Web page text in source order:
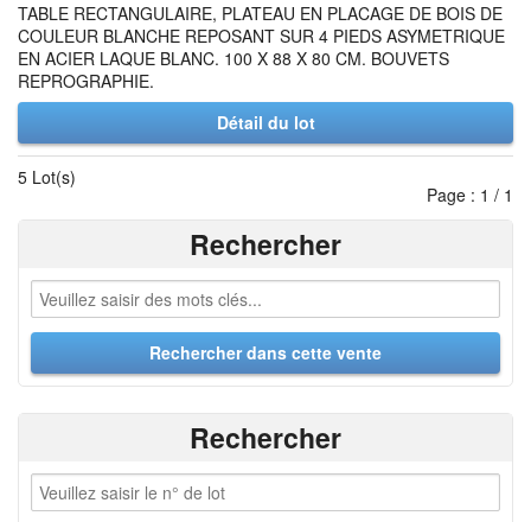
TABLE RECTANGULAIRE, PLATEAU EN PLACAGE DE BOIS DE
COULEUR BLANCHE REPOSANT SUR 4 PIEDS ASYMETRIQUE
EN ACIER LAQUE BLANC. 100 X 88 X 80 CM. BOUVETS
REPROGRAPHIE.
Détail du lot
5 Lot(s)
Page : 1 / 1
Rechercher
Rechercher